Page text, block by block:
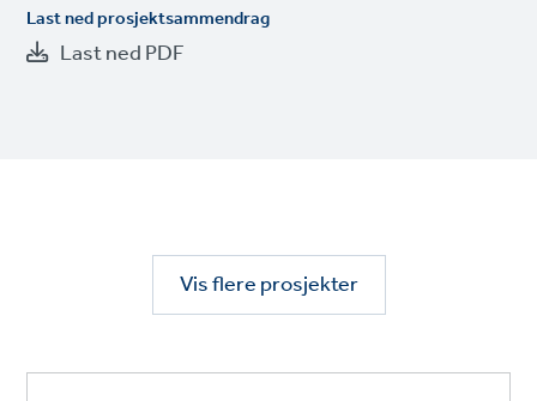
Last ned prosjektsammendrag
Last ned PDF
Vis flere prosjekter